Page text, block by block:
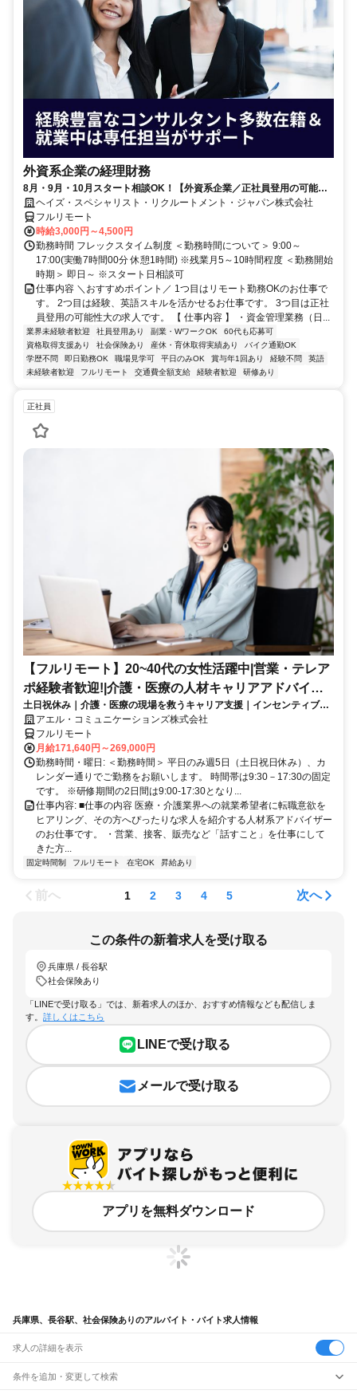
外資系企業の経理財務
8月・9月・10月スタート相談OK！【外資系企業／正社員登用の可能性
大／700万～800万／リモート勤務OK】経理財務
ヘイズ・スペシャリスト・リクルートメント・ジャパン株式会社
フルリモート
時給3,000円～4,500円
勤務時間 フレックスタイム制度 ＜勤務時間について＞ 9:00～
17:00(実働7時間00分 休憩1時間) ※残業月5～10時間程度 ＜勤務開始
時期＞ 即日～ ※スタート日相談可
仕事内容 ＼おすすめポイント／ 1つ目はリモート勤務OKのお仕事で
す。 2つ目は経験、英語スキルを活かせるお仕事です。 3つ目は正社
員登用の可能性大の求人です。 【 仕事内容 】 ・資金管理業務（日...
業界未経験者歓迎 社員登用あり 副業・WワークOK
60代も応募可
資格取得支援あり
社会保険あり 産休・育休取得実績あり
バイク通勤OK
学歴不問
即日勤務OK 職場見学可 平日のみOK 賞与年1回あり 経験不問
英語
未経験者歓迎
フルリモート 交通費全額支給 経験者歓迎 研修あり
正社員
【フルリモート】20~40代の女性活躍中|営業・テレア
ポ経験者歓迎!|介護・医療の人材キャリアアドバイザ
ー
土日祝休み｜介護・医療の現場を救うキャリア支援｜インセンティブあ
り｜業界未経験からプロのアドバイザーへ
アエル・コミュニケーションズ株式会社
フルリモート
月給171,640円～269,000円
勤務時間・曜日: ＜勤務時間＞ 平日のみ週5日（土日祝日休み）、カ
レンダー通りでご勤務をお願いします。 時間帯は9:30－17:30の固定
です。 ※研修期間の2日間は9:00-17:30となり...
仕事内容: ■仕事の内容 医療・介護業界への就業希望者に転職意欲を
ヒアリング、その方へぴったりな求人を紹介する人材系アドバイザー
のお仕事です。 ・営業、接客、販売など「話すこと」を仕事にして
きた方...
固定時間制 フルリモート 在宅OK 昇給あり
前へ 1 2 3 4 5 次へ
この条件の新着求人を受け取る
兵庫県 / 長谷駅
社会保険あり
「LINEで受け取る」では、新着求人のほか、おすすめ情報なども配信しま
す。 詳しくはこちら
LINEで受け取る
メールで受け取る
アプリを無料ダウンロード
兵庫県、長谷駅、社会保険ありのアルバイト・バイト求人情報
求人の詳細を表示
条件を追加・変更して検索